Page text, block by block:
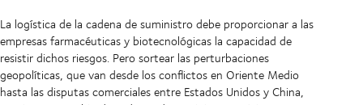
La logística de la cadena de suministro debe proporcionar a las
empresas farmacéuticas y biotecnológicas la capacidad de
resistir dichos riesgos. Pero sortear las perturbaciones
geopolíticas, que van desde los conflictos en Oriente Medio
hasta las disputas comerciales entre Estados Unidos y China,